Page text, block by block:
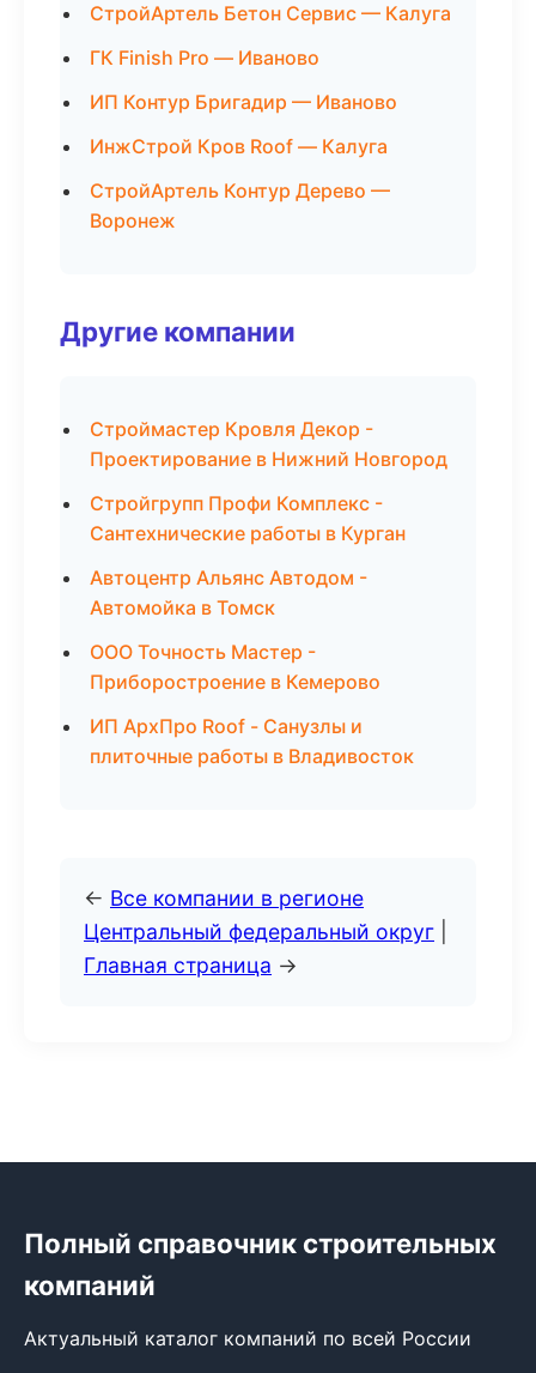
СтройАртель Бетон Сервис — Калуга
ГК Finish Pro — Иваново
ИП Контур Бригадир — Иваново
ИнжСтрой Кров Roof — Калуга
СтройАртель Контур Дерево —
Воронеж
Другие компании
Строймастер Кровля Декор -
Проектирование в Нижний Новгород
Стройгрупп Профи Комплекс -
Сантехнические работы в Курган
Автоцентр Альянс Автодом -
Автомойка в Томск
ООО Точность Мастер -
Приборостроение в Кемерово
ИП АрхПро Roof - Санузлы и
плиточные работы в Владивосток
← Все компании в регионе
Центральный федеральный округ
Главная страница →
Полный справочник строительных
компаний
Актуальный каталог компаний по всей России